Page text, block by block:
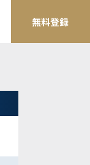
無料登録